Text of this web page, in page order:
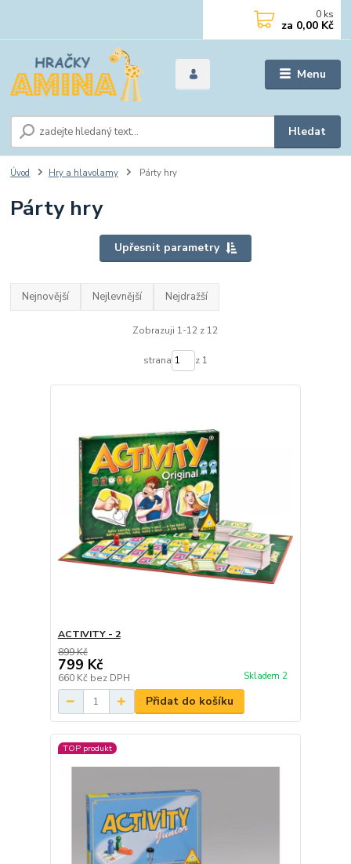
Menu
Hledat
0 ks
za 0,00 Kč
Úvod Hry a hlavolamy Párty hry
Párty hry
Upřesnit parametry
Nejnovější Nejlevnější Nejdražší
Zobrazuji 1-12 z 12
strana z 1
ACTIVITY - 2
899 Kč
799 Kč
660 Kč bez DPH Skladem 2
Přidat do košíku
TOP produkt